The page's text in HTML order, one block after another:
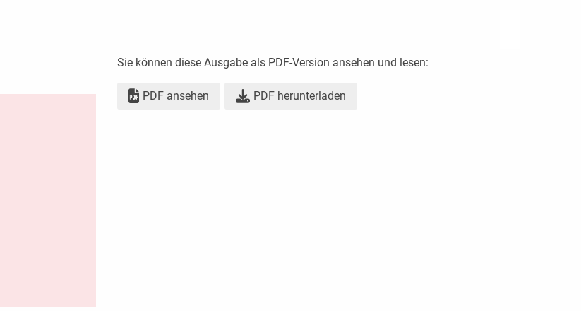
Sie können diese Ausgabe als PDF-Version ansehen und lesen:
PDF ansehen PDF herunterladen